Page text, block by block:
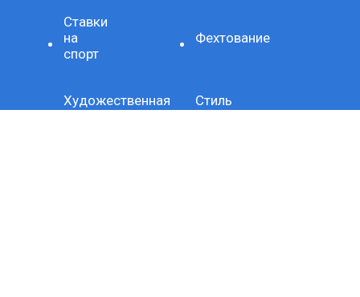
Ставки
на
спорт
Фехтование
Художественная
Стиль